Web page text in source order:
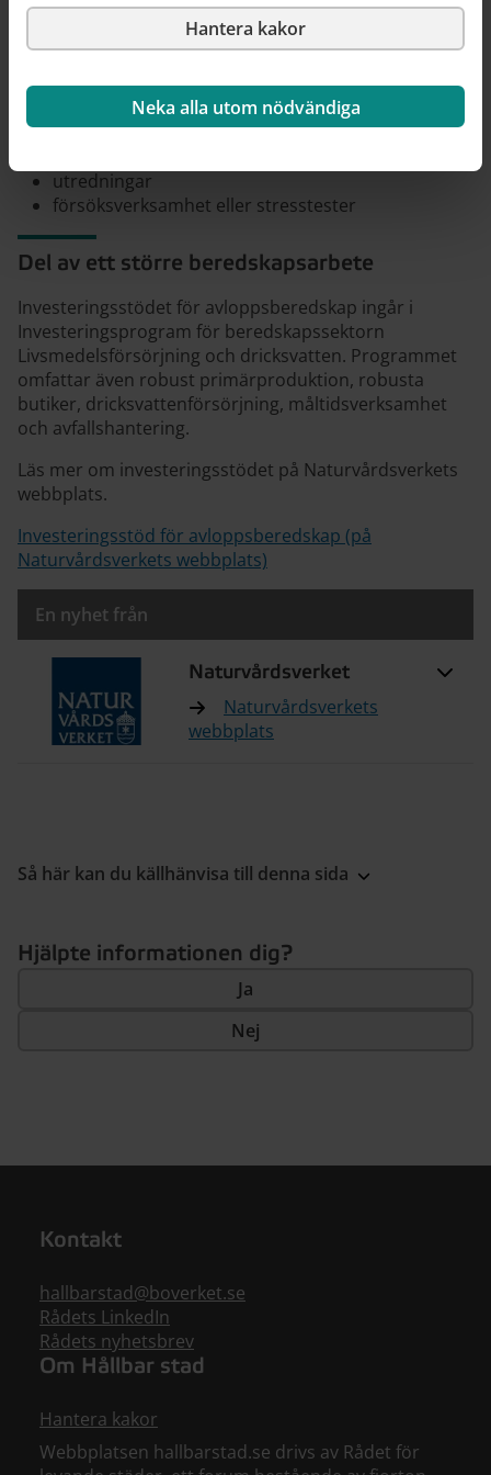
Hantera kakor
Neka alla utom nödvändiga
robusta IT-system
utbildning
utredningar
försöksverksamhet eller stresstester
Del av ett större beredskapsarbete
Investeringsstödet för avloppsberedskap ingår i
Investeringsprogram för beredskapssektorn
Livsmedelsförsörjning och dricksvatten. Programmet
omfattar även robust primärproduktion, robusta
butiker, dricksvattenförsörjning, måltidsverksamhet
och avfallshantering.
Läs mer om investeringsstödet på Naturvårdsverkets
webbplats.
Investeringsstöd för avloppsberedskap (på
Naturvårdsverkets webbplats)
En nyhet från
Naturvårdsverket
Naturvårdsverkets
webbplats
Så här kan du källhänvisa till denna sida
Hjälpte informationen dig?
Ja
Nej
Kontakt
hallbarstad@boverket.se
Rådets LinkedIn
Rådets nyhetsbrev
Om Hållbar stad
Hantera kakor
Webbplatsen hallbarstad.se drivs av Rådet för